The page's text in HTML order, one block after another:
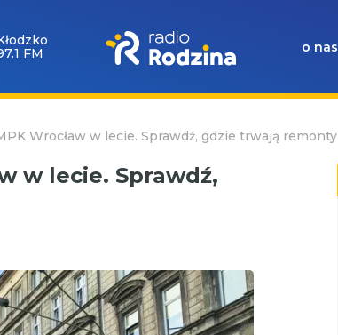
FM
o nas
Wrocław w lecie. Sprawdź, gdzie trwają remonty
w lecie. Sprawdź,